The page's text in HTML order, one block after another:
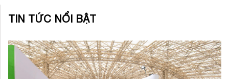
TIN TỨC NỔI BẬT